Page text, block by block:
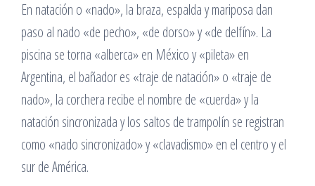
En natación o «nado», la braza, espalda y mariposa dan
paso al nado «de pecho», «de dorso» y «de delfín». La
piscina se torna «alberca» en México y «pileta» en
Argentina, el bañador es «traje de natación» o «traje de
nado», la corchera recibe el nombre de «cuerda» y la
natación sincronizada y los saltos de trampolín se registran
como «nado sincronizado» y «clavadismo» en el centro y el
sur de América.